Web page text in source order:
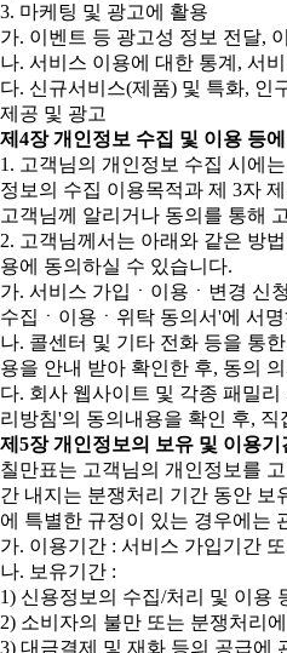
3. 마케팅 및 광고에 활용
가. 이벤트 등 광고성 정보 전달,
나. 서비스 이용에 대한 통계, 서
다. 신규서비스(제품) 및 특화, 인
제공 및 광고
제4장 개인정보 수집 및 이용 등
1. 고객님의 개인정보 수집 시에
정보의 수집 이용목적과 제 3자
고객님께 알리거나 동의를 통해
2. 고객님께서는 아래와 같은 방
용에 동의하실 수 있습니다.
가. 서비스 가입ㆍ이용ㆍ변경 신
수집ㆍ이용ㆍ위탁 동의서'에 서
나. 콜센터 및 기타 전화 등을 통
용을 안내 받아 확인한 후, 동의
다. 회사 웹사이트 및 각종 패밀
리방침'의 동의내용을 확인 후, 직
제5장 개인정보의 보유 및 이용기
칠만표는 고객님의 개인정보를
간 내지는 분쟁처리 기간 동안 보
에 특별한 규정이 있는 경우에는
가. 이용기간 : 서비스 가입기간
나. 보유기간 :
1) 신용정보의 수집/처리 및 이용
2) 소비자의 불만 또는 분쟁처리
3) 대금결제 및 재화 등의 공급에